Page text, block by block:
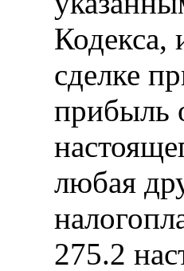
Кодекса,
сделке
прибыль
любая
275.2